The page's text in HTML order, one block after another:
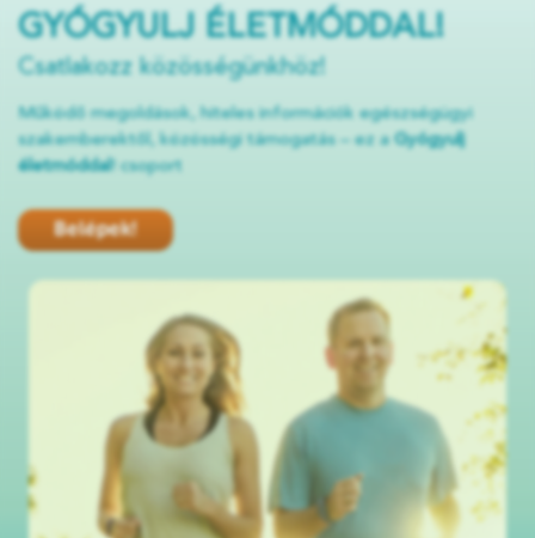
GYÓGYULJ ÉLETMÓDDAL!
Csatlakozz közösségünkhöz!
Működő megoldások, hiteles információk egészségügyi
szakemberektől, közösségi támogatás – ez a Gyógyulj
életmóddal! csoport
Belépek!